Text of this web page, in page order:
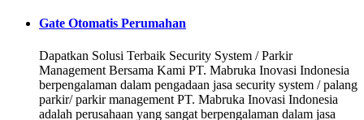
Gate Otomatis Perumahan
Dapatkan Solusi Terbaik Security System / Parkir
Management Bersama Kami PT. Mabruka Inovasi Indonesia
berpengalaman dalam pengadaan jasa security system / palang
parkir/ parkir management PT. Mabruka Inovasi Indonesia
adalah perusahaan yang sangat berpengalaman dalam jasa